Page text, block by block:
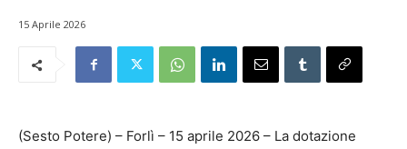
15 Aprile 2026
(Sesto Potere) – Forlì – 15 aprile 2026 – La dotazione